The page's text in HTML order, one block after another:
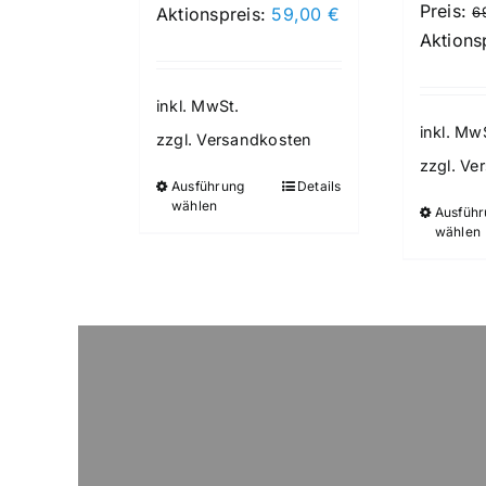
Preis
Aktionspreis: 59,00 €
inkl. MwSt.
zzgl.Versandkosten
Ausführung
wählen
DiesesDetails
Preis:
inkl.
zzgl.
wählen